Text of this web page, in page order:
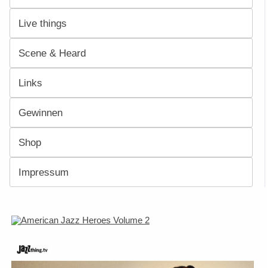
Live things
Scene & Heard
Links
Gewinnen
Shop
Impressum